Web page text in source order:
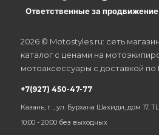
Ответственные за
2026 © Motostyles.ru: сеть
каталог с ценами на
мотоаксессуары с доставкой по
+7(927) 450-47-77
Казань, г. , ул. Бурхана Шахиди, дом 17,
10:00 - 20:00 без выходных